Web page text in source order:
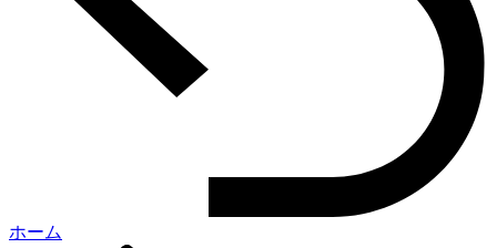
ホーム